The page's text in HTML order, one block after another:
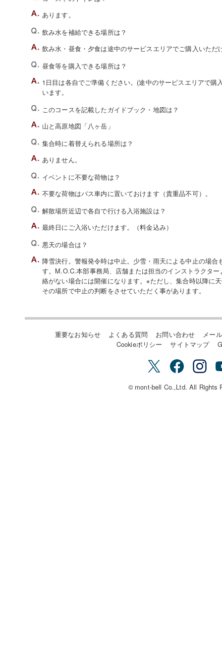
あります。
飲み水を補給できる場所は？
飲み水・昼食・夕食は途中のサービスエリアでご購入いただ
昼食等を購入できる場所は？
1日目は各自でご準備ください。(途中のサービスエリアで
います。
このコースを記載したガイドブック・地図は？
山と高原地図「八ヶ岳」
集合時に着替えられる場所は？
ありません。
イベントに不要な荷物は？
不要な荷物はバス車内に置いておけます（貴重品不可）。
解散場所近辺で各自で行ける入浴施設は？
最終日にご入浴いただけます。（料金込み）
悪天の場合は？
降雪決行。警報発令時は中止。少雪・雨天による中止の場
す。M.O.C.本部事務局、店舗または担当のインストラクタ
絡がない場合には開催になります。※ただし、集合時以降に
その場所で中止の判断をさせていただく事があります。
重要なお知らせ よくある質問 お問い合わせ
メー
Cookieポリシー
サイトマップ
© mont-bell Co.,Ltd. All Rights